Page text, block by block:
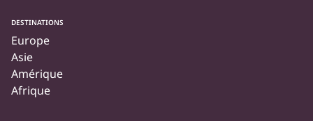
DESTINATIONS
Europe
Asie
Amérique
Afrique